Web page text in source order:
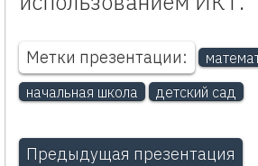
Метки презентации:
начальная школа
детский сад
Предыдущая презентация